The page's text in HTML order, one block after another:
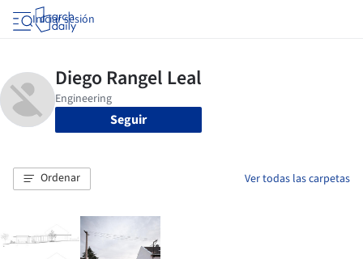
Iniciar sesión
Seguir
Ordenar Ver todas las carpetas